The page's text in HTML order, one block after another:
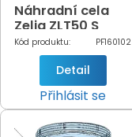
Náhradní cela
Zelia ZLT50 S
Kód produktu: PF160102
Detail
Přihlásit se